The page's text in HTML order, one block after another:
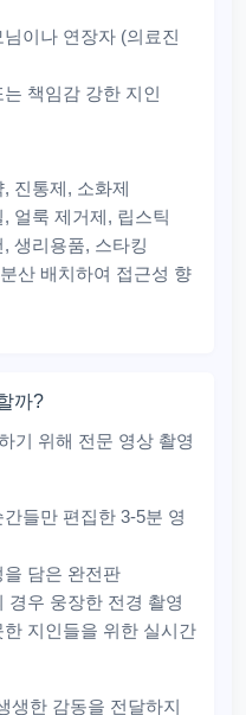
이나 연장자 (의료진
책임감 강한 지인
진통제, 소화제
얼룩 제거제, 립스틱
생리용품, 스타킹
산 배치하여 접근성 향
까?
기 위해 전문 영상 촬영
들만 편집한 3-5분 영
담은 완전판
경우 웅장한 전경 촬영
한 지인들을 위한 실시간
생한 감동을 전달하지